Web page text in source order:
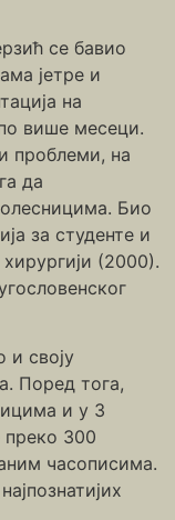
се бавио
јетре и
на
више месеци.
проблеми, на
да
Био
за студенте и
(2000).
и своју
Поред тога,
и у 3
преко 300
часописима.